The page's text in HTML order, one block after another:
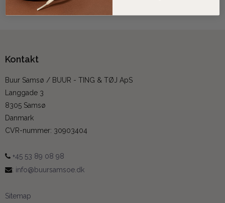
Kontakt
Buur Samsø / BUUR - TING & TØJ ApS
Langgade 3
8305 Samsø
Danmark
CVR-nummer: 30903404
+45 53 89 08 98
: info@buursamsoe.dk
Sitemap